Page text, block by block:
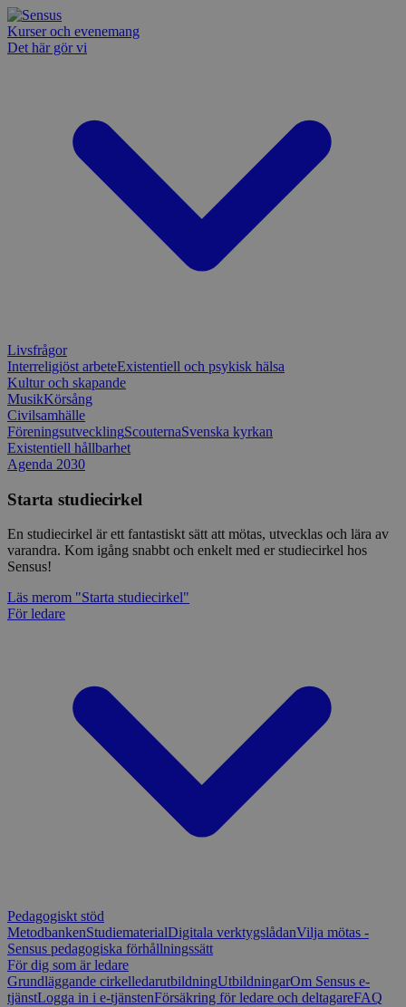
Kurser och evenemang
Det här gör vi
Livsfrågor
Interreligiöst arbeteExistentiell och psykisk hälsa
Kultur och skapande
MusikKörsång
Civilsamhälle
FöreningsutvecklingScouternaSvenska kyrkan
Existentiell hållbarhet
Agenda 2030
Starta studiecirkel
En studiecirkel är ett fantastiskt sätt att mötas, utvecklas och lära av
varandra. Kom igång snabbt och enkelt med er studiecirkel hos
Sensus!
Läs merom "Starta studiecirkel"
För ledare
Pedagogiskt stöd
MetodbankenStudiematerialDigitala verktygslådanVilja mötas -
Sensus pedagogiska förhållningssätt
För dig som är ledare
Grundläggande cirkelledarutbildningUtbildningarOm Sensus e-
tjänstLogga in i e-tjänstenFörsäkring för ledare och deltagareFAQ